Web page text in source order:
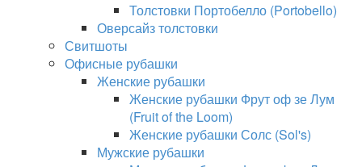
Толстовки Портобелло (Portobello)
Оверсайз толстовки
Свитшоты
Офисные рубашки
Женские рубашки
Женские рубашки Фрут оф зе Лум
(Fruit of the Loom)
Женские рубашки Солс (Sol's)
Мужские рубашки